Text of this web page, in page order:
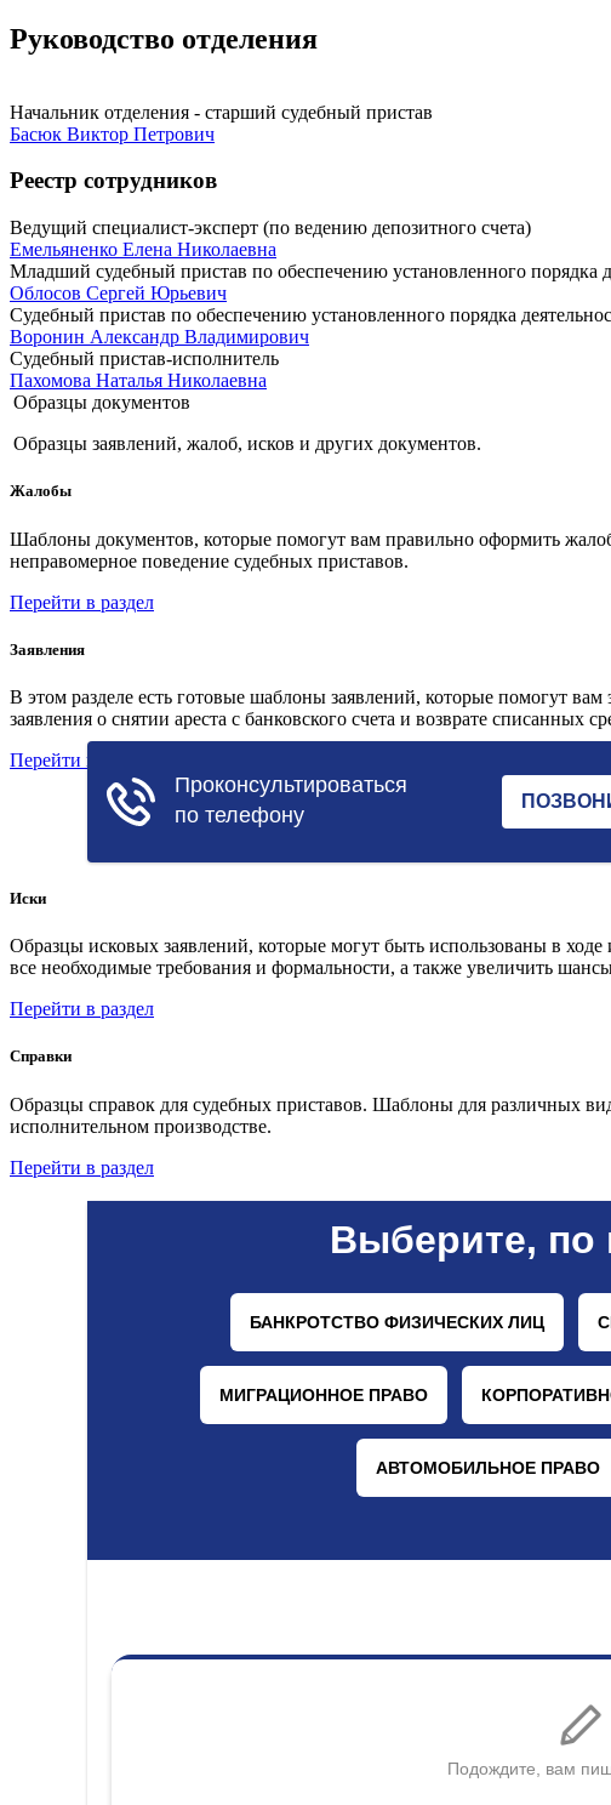
Руководство отделения
Начальник отделения - старший судебный пристав
Басюк Виктор Петрович
Реестр сотрудников
Ведущий специалист-эксперт (по ведению депозитного счета)
Емельяненко Елена Николаевна
Младший судебный пристав по обеспечению установленного порядка
Облосов Сергей Юрьевич
Судебный пристав по обеспечению установленного порядка
Воронин Александр Владимирович
Судебный пристав-исполнитель
Пахомова Наталья Николаевна
Образцы документов
Образцы заявлений, жалоб, исков и других документов.
Жалобы
Шаблоны документов, которые помогут вам правильно оформить
неправомерное поведение судебных приставов.
Перейти в раздел
Заявления
В этом разделе есть готовые шаблоны заявлений, которые помогут
заявления о снятии ареста с банковского счета и возврате списанных
Перейти в раздел
Иски
Образцы исковых заявлений, которые могут быть использованы в
все необходимые требования и формальности, а также увеличить
Перейти в раздел
Справки
Образцы справок для судебных приставов. Шаблоны для различных
исполнительном производстве.
Перейти в раздел